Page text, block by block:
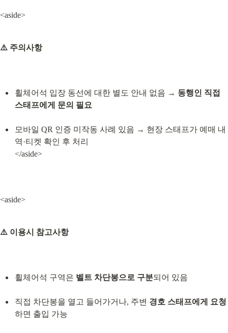
<aside>
⚠️ 주의사항
휠체어석 입장 동선에 대한 별도 안내 없음 → 동행인 직접
스태프에게 문의 필요
모바일 QR 인증 미작동 사례 있음 → 현장 스태프가 예매 내
역·티켓 확인 후 처리
</aside>
<aside>
⚠️ 이용시 참고사항
휠체어석 구역은 벨트 차단봉으로 구분되어 있음
직접 차단봉을 열고 들어가거나, 주변 경호 스태프에게 요청
하면 출입 가능